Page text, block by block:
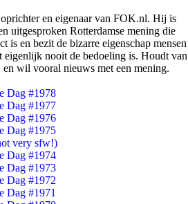
en eigenaar van FOK.nl. Hij is
uitgesproken Rotterdamse mening die
is en bezit de bizarre eigenschap mensen
eigenlijk nooit de bedoeling is. Houdt van
en wil vooral nieuws met een mening.
Dag #1978
Dag #1977
Dag #1976
Dag #1975
very sfw!)
Dag #1974
Dag #1973
Dag #1972
Dag #1971